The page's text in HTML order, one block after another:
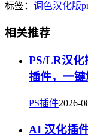
标签： 调色汉化版
相关推荐
PS/LR汉化
插件，一
PS插件2026-
AI 汉化插